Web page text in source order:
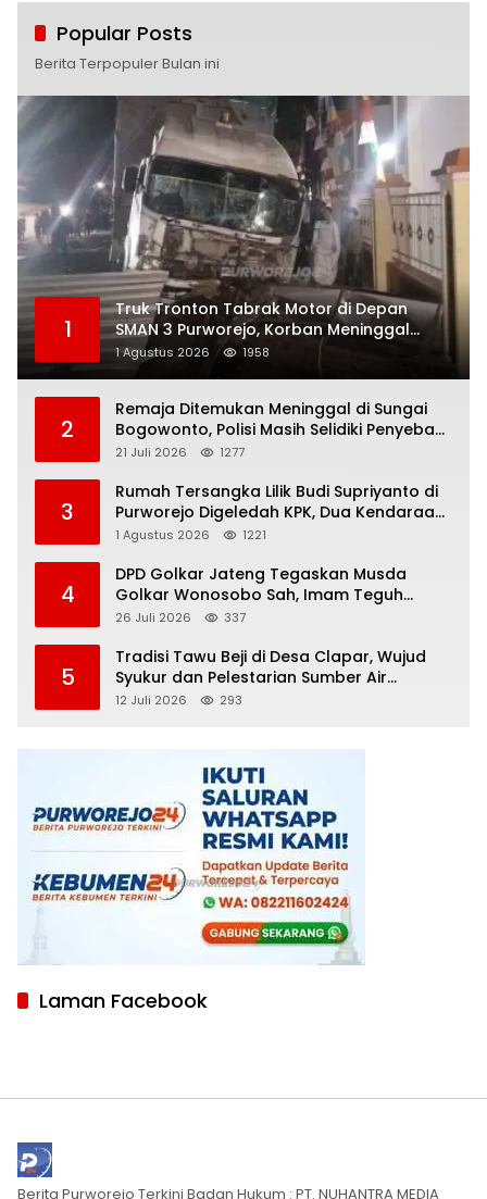
Popular Posts
Berita Terpopuler Bulan ini
1
Truk Tronton Tabrak Motor di Depan
SMAN 3 Purworejo, Korban Meninggal
Dunia, Polisi Masih Selidiki Penyebab
1 Agustus 2026 1958
2
Remaja Ditemukan Meninggal di Sungai
Bogowonto, Polisi Masih Selidiki Penyebab
Kematian
21 Juli 2026 1277
3
Rumah Tersangka Lilik Budi Supriyanto di
Purworejo Digeledah KPK, Dua Kendaraan
Diamankan
1 Agustus 2026 1221
4
DPD Golkar Jateng Tegaskan Musda
Golkar Wonosobo Sah, Imam Teguh
Purnomo Terpilih Secara Aklamasi
26 Juli 2026 337
5
Tradisi Tawu Beji di Desa Clapar, Wujud
Syukur dan Pelestarian Sumber Air
Kehidupan yang Tak Pernah Kering
12 Juli 2026 293
Laman Facebook
Berita Purworejo Terkini Badan Hukum : PT. NUHANTRA MEDIA